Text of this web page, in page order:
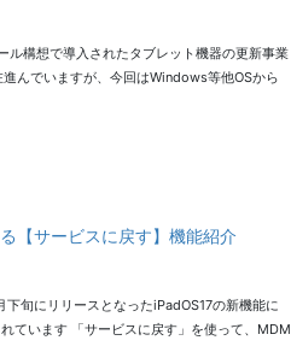
ル構想で導入されたタブレット機器の更新事業
んでいますが、今回はWindows等他OSから
【サービスに戻す】機能紹介
旬にリリースとなったiPadOS17の新機能に
ています 「サービスに戻す」を使って、MDM